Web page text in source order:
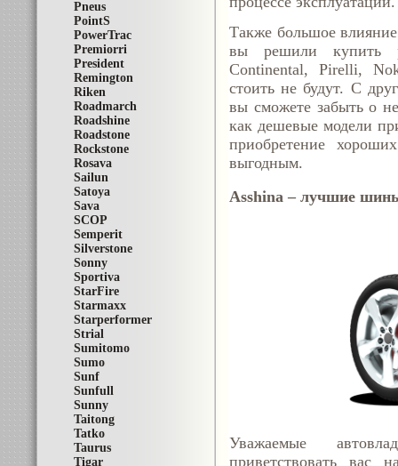
Pneus
PointS
PowerTrac
Premiorri
President
Remington
Riken
Roadmarch
Roadshine
Roadstone
Rockstone
Rosava
Sailun
Satoya
Sava
SCOP
Semperit
Silverstone
Sonny
Sportiva
StarFire
Starmaxx
Starperformer
Strial
Sumitomo
Sumo
Sunf
Sunfull
Sunny
Taitong
Tatko
Taurus
Tigar
Также большое
вы решили купить
Continental, Pirelli,
стоить не будут. С
вы сможете забыть о
как дешевые модели
приобретение
выгодным.
Asshina – лучшие
Уважаемые
приветствовать вас